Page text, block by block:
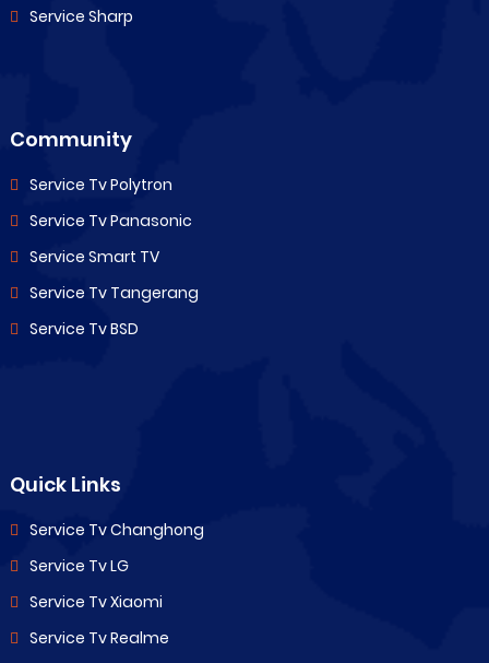
Service Sharp
Community
Service Tv Polytron
Service Tv Panasonic
Service Smart TV
Service Tv Tangerang
Service Tv BSD
Quick Links
Service Tv Changhong
Service Tv LG
Service Tv Xiaomi
Service Tv Realme